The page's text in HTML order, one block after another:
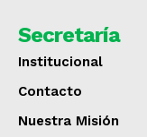
Secretaría
Institucional
Contacto
Nuestra Misión